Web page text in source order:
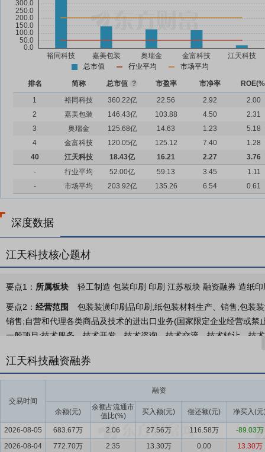
总市值 行业平均 市场平均
排名 简称 总市值 ? 市盈率 市净率
1
裕同科技 360.22亿 22.56 2.92
2.00
2
嘉美包装 146.43亿 103.88 4.50
2.31
3
奥瑞金 125.68亿 14.63 1.23
5.18
4
金富科技 120.05亿 125.12 7.40
1.28
40
江天科技 18.43亿 16.21 2.27
3.76
-
行业平均 52.00亿 59.13 3.45
1.11
-
市场平均 203.92亿 135.26 6.54 0.61
深度数据
江天科技核心题材
要点1： 所属板块 轻工制造 包装印刷 印刷 江苏板块 融资融券 造纸
要点2： 经营范围
包装装潢印刷品印刷;纸包装材料生产、销售;包装
销售;自营和代理各类商品及技术的进出口业务(国家限定企业经营或
一般项目:技术服务、技术开发、技术咨询、技术交流、技术转让、技
售;广告设计、代理。(除依法须经批准的项目外,凭营业执照依法自主开
案设计和优化，以及高效稳定生产供应的标签一体化综合解决方案。
健品、石化用品等日常消费领域。
要点4：包装印刷行业
经过多年的快速发展，我国包装印刷工业总
场。根据中国包装联合会发布的数据显示，近年来我国包装行业规模
江天科技融资融券
交易时间
融资
余额(元)
余额占流通市
值比(%)
买入额(元) 偿还额(元) 净买入(元
2026-08-05 683.67万 2.06 27.56万 116.58万
-89.03万
2026-08-04
772.70万 2.35 13.30万 0.00
13.30万